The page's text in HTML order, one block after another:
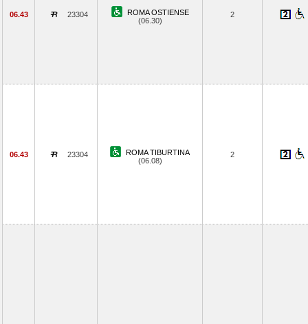
06.43 23304
ROMA OSTIENSE
(06.30)
2
06.43 23304
ROMA TIBURTINA
(06.08)
2